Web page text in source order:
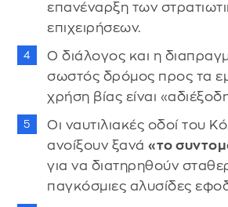
επανέναρξη των
επιχειρήσεων.
Ο διάλογος και η
σωστός δρόμος προς τα
χρήση βίας είναι
Οι ναυτιλιακές οδοί του
ανοίξουν ξανά «το
για να διατηρηθούν
παγκόσμιες αλυσίδες